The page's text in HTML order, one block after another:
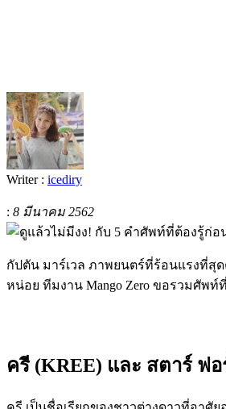
Writer : icediry
: 8 มีนาคม 2562
กัปตัน มาร์เวล ภาพยนตร์ที่ร้อนแรงที่สุ
หน่อย ทีมงาน Mango Zero ขอรวมศัพ
ครี (KREE) และ สตาร์ ฟ